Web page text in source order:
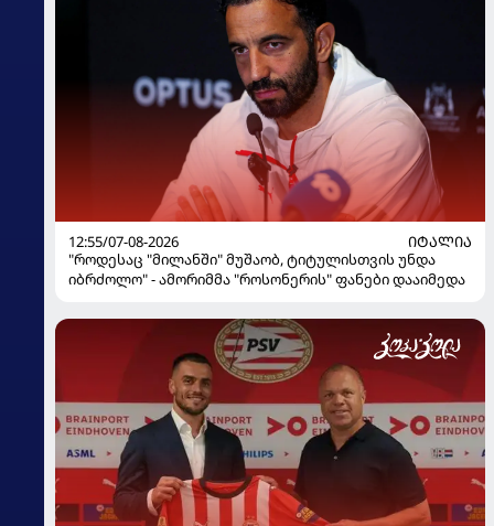
12:55/07-08-2026
ᲘᲢᲐᲚᲘᲐ
"როდესაც "მილანში" მუშაობ, ტიტულისთვის უნდა
იბრძოლო" - ამორიმმა "როსონერის" ფანები დააიმედა